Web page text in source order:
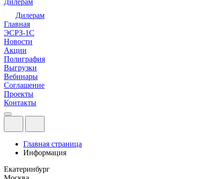
Дилерам
Дилерам
Главная
ЭСРЗ-1С
Новости
Акции
Полиграфия
Выгрузки
Вебинары
Соглашение
Проекты
Контакты
Главная страница
Информация
Екатеринбург